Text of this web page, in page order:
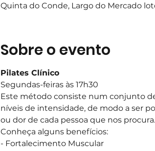
Quinta do Conde, Largo do Mercado
Sobre o evento
Pilates Clínico
Segundas-feiras às 17h30
Este método consiste num conjunto
níveis de intensidade, de modo a ser
ou dor de cada pessoa que nos procura.
Conheça alguns benefícios:
- Fortalecimento Muscular